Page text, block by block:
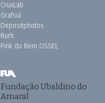
CruxLab
Grafsul
Depositphotos
Burh
Pink do Bem OSSEL
Fundação Ubaldino do
Amaral